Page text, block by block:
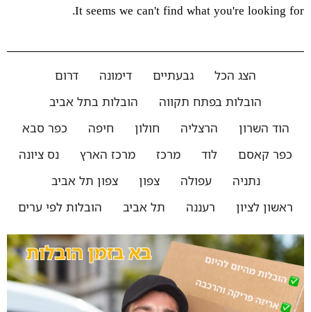
It seems we can't find what you're looking for.
הצג הכל גבעתיים דימונה
דרום
הובלות בפתח תקווה
הובלות בתל אביב
הוד השרון
הרצליה חולון חיפה
כפר סבא
כפר קאסם
לוד מרכז מרכז הארץ
נס ציונה
נתניה
עפולה צפון
צפון תל אביב
ראשון לציון
רעננה תל אביב הובלות לפי ערים